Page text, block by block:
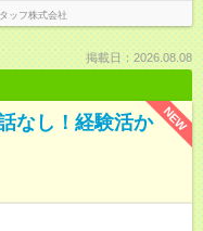
ッフ株式会社
掲載日：2026.08.08
NEW
なし！経験活か